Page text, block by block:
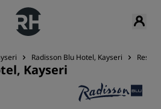
Radisson Blu Hotel, Kayseri
Kayseri